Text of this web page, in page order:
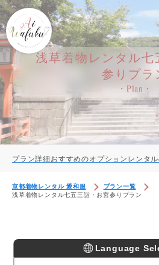
浅草着物レンタル七
参りプラ
・Plan・
プラン詳細 おすすめのオプション レンタ
京都着物レンタル 愛和服
プラン一覧
浅草着物レンタル七五三詣・お宮参りプラン
Language